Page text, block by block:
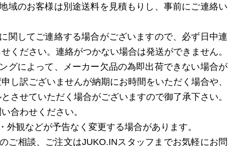
域のお客様は別途送料を見積もりし、事前にご連絡い
関してご連絡する場合がございますので、必ず日中連
ください。連絡がつかない場合は発送ができません。
グによって、メーカー欠品の為即出荷できない場合が
し訳ございませんが納期にお時間をいただく場合や、
させていただく場合がございますので御了承下さい。
合わせください。
外観などが予告なく変更する場合があります。
ご相談、ご注文はJUKO.INスタッフまでお気軽にお問